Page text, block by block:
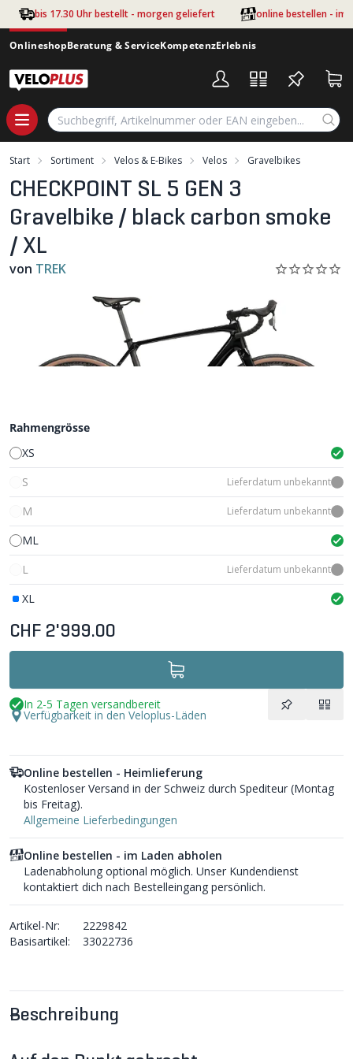
Zum Hauptinhalt springen
bis 17.30 Uhr bestellt - morgen geliefert online bestellen - im
OnlineshopBeratung & ServiceKompetenzErlebnis
Start Sortiment Velos & E-Bikes Velos Gravelbikes
CHECKPOINT SL 5 GEN 3
Gravelbike / black carbon smoke
/ XL
von TREK
Beschreibung
Rahmengrösse
XS
S
Lieferdatum unbekannt
M Lieferdatum unbekannt
ML
L
Lieferdatum unbekannt
XL
CHF 2'999.00
In 2-5 Tagen versandbereit
Verfügbarkeit in den Veloplus-Läden
Online bestellen - Heimlieferung
Kostenloser Versand in der Schweiz durch Spediteur (Montag
bis Freitag).
Allgemeine Lieferbedingungen
Online bestellen - im Laden abholen
Ladenabholung optional möglich. Unser Kundendienst
kontaktiert dich nach Bestelleingang persönlich.
Artikel-Nr:
2229842
Basisartikel:
33022736